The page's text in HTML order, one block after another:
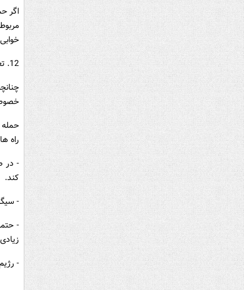
اگر
12. تعریق بی دلیل
حمله
راه
- در
کند.
-
-